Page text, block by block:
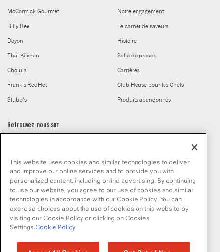
McCormick Gourmet
Billy Bee
Doyon
Thai Kitchen
Cholula
Frank's RedHot
Stubb's
Notre engagement
Le carnet de saveurs
Histoire
Salle de presse
Carrières
Club House pour les Chefs
Produits abandonnés
Retrouvez-nous sur
© McCormick & Company, Inc. 2026
This website uses cookies and similar technologies to deliver
and improve our online services and to provide you with
personalized content, including online advertising. By continuing
to use our website, you agree to our use of cookies and similar
technologies in accordance with our Cookie Policy. You can
exercise choices about the use of cookies on this website by
visiting our Cookie Policy or clicking on Cookies
Settings.Cookie Policy